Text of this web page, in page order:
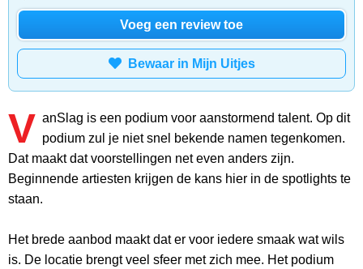
Voeg een review toe
Bewaar in Mijn Uitjes
V anSlag is een podium voor aanstormend talent. Op dit
podium zul je niet snel bekende namen tegenkomen.
Dat maakt dat voorstellingen net even anders zijn.
Beginnende artiesten krijgen de kans hier in de spotlights te
staan.
Het brede aanbod maakt dat er voor iedere smaak wat wils
is. De locatie brengt veel sfeer met zich mee. Het podium